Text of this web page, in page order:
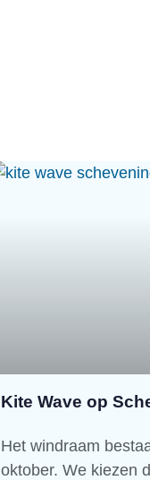
Kite Wave op
Het windraam
oktober. We kiezen